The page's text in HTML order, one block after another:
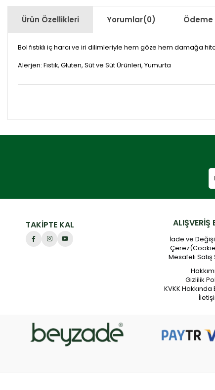
Ürün Özellikleri Yorumlar(0) Ödeme
Bol fıstıklı iç harcı ve iri dilimleriyle hem göze hem damağa
Alerjen: Fıstık, Gluten, Süt ve Süt Ürünleri, Yumurta
TAKİPTE KAL ALIŞVERİŞ
İade ve
Mesafeli
Gizlilik
KVKK